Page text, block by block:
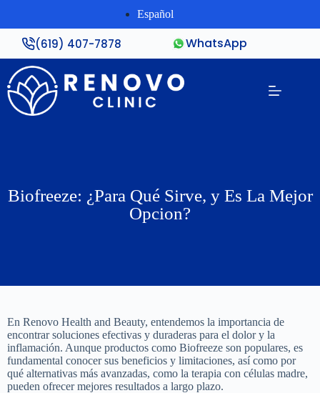
Español
(619) 407-7878 WhatsApp
Biofreeze: ¿Para Qué Sirve, y Es La Mejor
Opcion?
En Renovo Health and Beauty, entendemos la importancia de
encontrar soluciones efectivas y duraderas para el dolor y la
inflamación. Aunque productos como Biofreeze son populares, es
fundamental conocer sus beneficios y limitaciones, así como por
qué alternativas más avanzadas, como la terapia con células madre,
pueden ofrecer mejores resultados a largo plazo.